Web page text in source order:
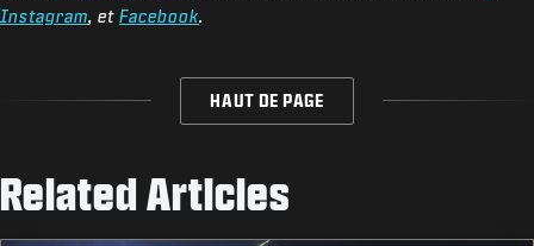
Instagram , et Facebook
HAUT DE PAGE
Related Articles